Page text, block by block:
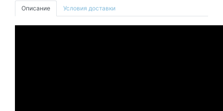
Описание Условия доставки